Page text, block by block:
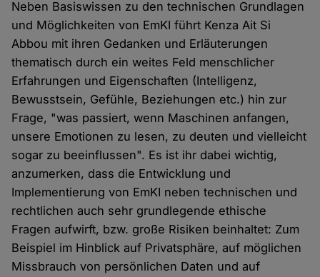
Neben Basiswissen zu den technischen Grundlagen
und Möglichkeiten von EmKI führt Kenza Ait Si
Abbou mit ihren Gedanken und Erläuterungen
thematisch durch ein weites Feld menschlicher
Erfahrungen und Eigenschaften (Intelligenz,
Bewusstsein, Gefühle, Beziehungen etc.) hin zur
Frage, "was passiert, wenn Maschinen anfangen,
unsere Emotionen zu lesen, zu deuten und vielleicht
sogar zu beeinflussen". Es ist ihr dabei wichtig,
anzumerken, dass die Entwicklung und
Implementierung von EmKI neben technischen und
rechtlichen auch sehr grundlegende ethische
Fragen aufwirft, bzw. große Risiken beinhaltet: Zum
Beispiel im Hinblick auf Privatsphäre, auf möglichen
Missbrauch von persönlichen Daten und auf